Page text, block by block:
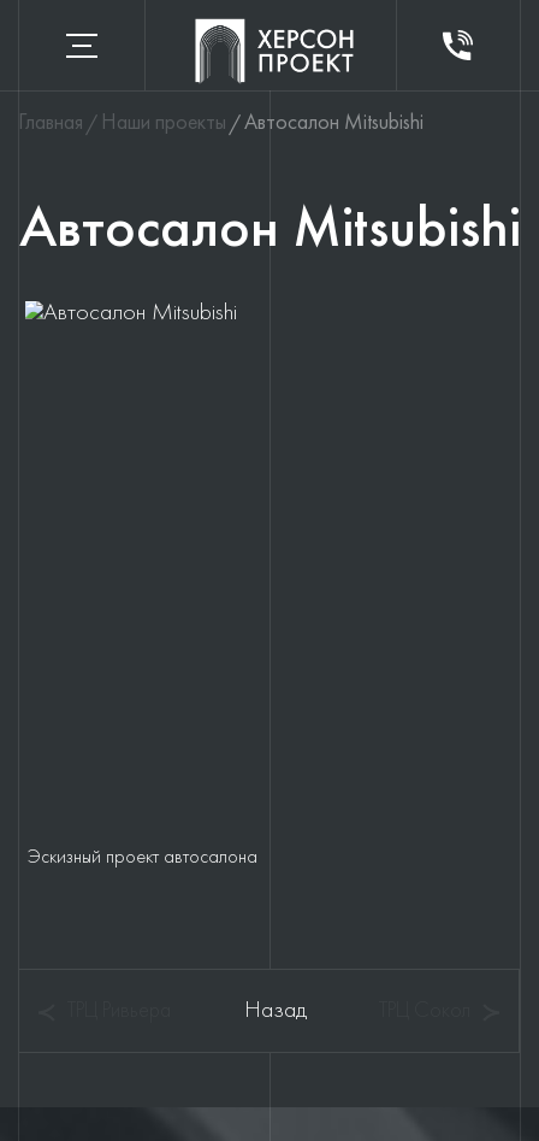
Главная Наши проекты Автосалон Mitsubishi
Автосалон Mitsubishi
Эскизный проект автосалона
Назад